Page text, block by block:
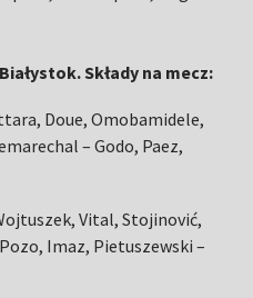
Składy na mecz:
Doue, Omobamidele,
– Godo, Paez,
Vital, Stojinović,
Imaz, Pietuszewski –